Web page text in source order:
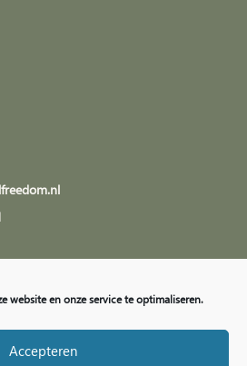
website en onze service te optimaliseren.
Accepteren